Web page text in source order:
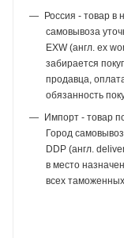
Россия - товар в
самовывоза
EXW (англ. ex
забирается
продавца,
обязанность
Импорт - товар
Город
DDP (англ.
в место
всех